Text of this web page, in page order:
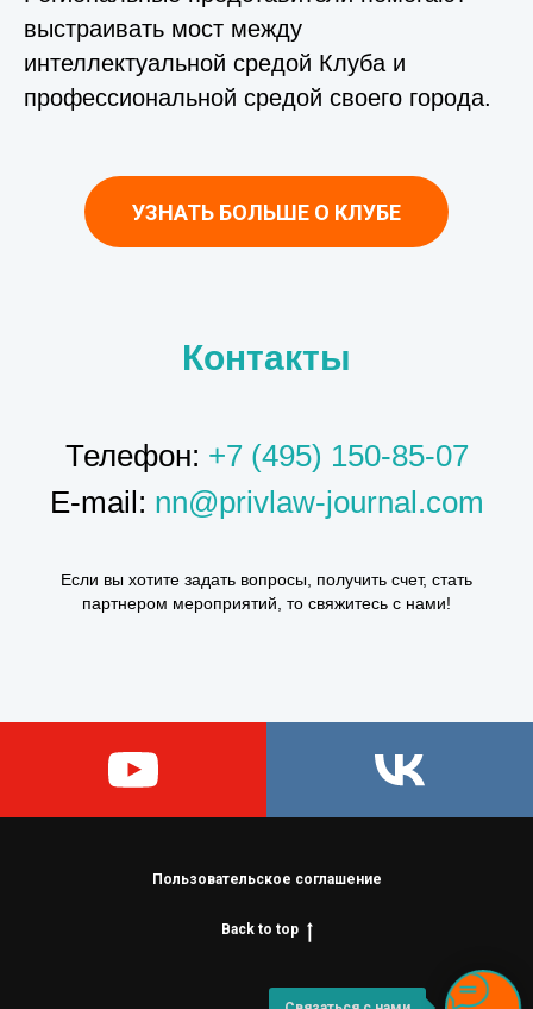
выстраивать мост между
интеллектуальной средой Клуба и
профессиональной средой своего города.
УЗНАТЬ БОЛЬШЕ О КЛУБЕ
Контакты
Телефон: +7 (495) 150-85-07
E-mail: nn@privlaw-journal.com
Если вы хотите задать вопросы, получить счет, стать
партнером мероприятий, то свяжитесь с нами!
Пользовательское соглашение
Back to top